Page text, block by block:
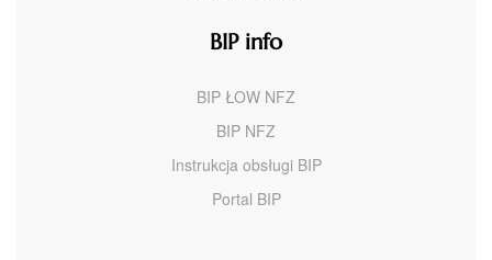
BIP info
BIP ŁOW NFZ
BIP NFZ
Instrukcja obsługi BIP
Portal BIP